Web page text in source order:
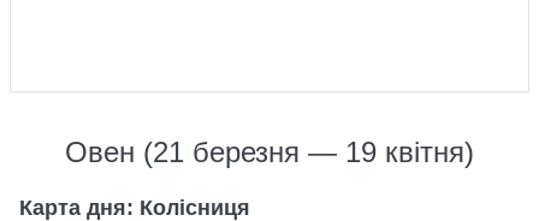
Овен (21 березня — 19 квітня)
Карта дня: Колісниця